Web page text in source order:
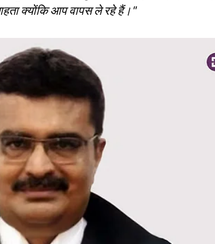
क्योंकि आप वापस ले रहे हैं।"